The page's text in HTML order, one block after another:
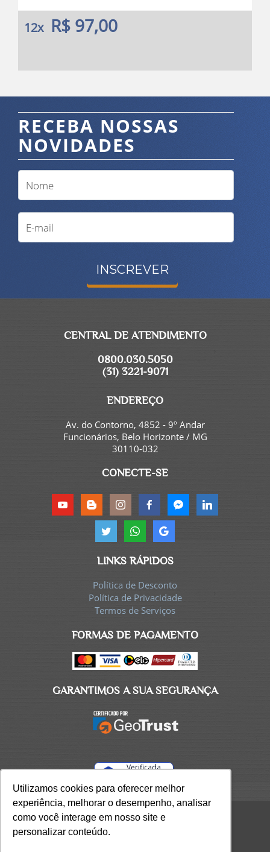
Utilizamos cookies para oferecer melhor
experiência, melhorar o desempenho, analisar
como você interage em nosso site e
personalizar conteúdo.
Utilizamos cookies para oferecer melhor
experiência, melhorar o desempenho, analisar
como você interage em nosso site e
personalizar conteúdo.
12x R$ 97,00
RECEBA NOSSAS
NOVIDADES
INSCREVER
CENTRAL DE ATENDIMENTO
0800.030.5050
(31) 3221-9071
ENDEREÇO
Av. do Contorno, 4852 - 9º Andar
Funcionários, Belo Horizonte / MG
30110-032
CONECTE-SE
LINKS RÁPIDOS
Política de Desconto
Política de Privacidade
Termos de Serviços
FORMAS DE PAGAMENTO
GARANTIMOS A SUA SEGURANÇA
Verificada
Ciclo CEAP LTDA / CNPJ 70.953.385/0001-97 /